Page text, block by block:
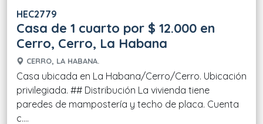
HEC2779
Casa de 1 cuarto por $ 12.000 en
Cerro, Cerro, La Habana
CERRO, LA HABANA.
Casa ubicada en La Habana/Cerro/Cerro. Ubicación
privilegiada. ## Distribución La vivienda tiene
paredes de mampostería y techo de placa. Cuenta
c....